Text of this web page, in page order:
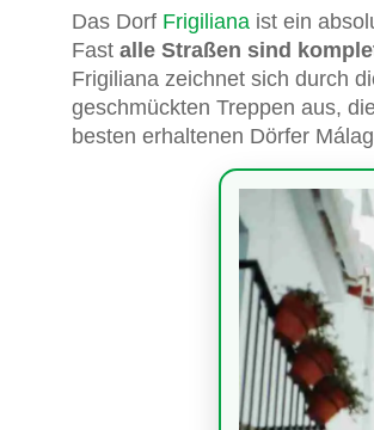
Das Dorf Frigiliana ist ein
Fast alle Straßen sind
Frigiliana zeichnet sich durch
geschmückten Treppen aus,
besten erhaltenen Dörfer